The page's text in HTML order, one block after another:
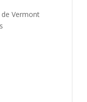
Vermont